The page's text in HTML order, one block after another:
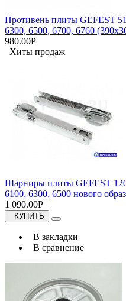
Противень плиты GEFEST
6300, 6500, 6700, 6760
980.00Р
Хиты продаж
Шарниры плиты GEFEST
6100, 6300, 6500 нового
1 090.00Р
КУПИТЬ
В закладки
В сравнение